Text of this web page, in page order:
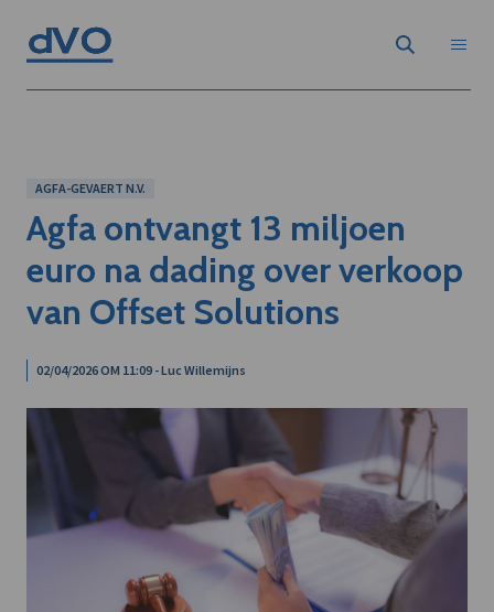
AGFA-GEVAERT N.V.
Agfa ontvangt 13 miljoen
euro na dading over verkoop
van Offset Solutions
02/04/2026 OM 11:09 - Luc Willemijns